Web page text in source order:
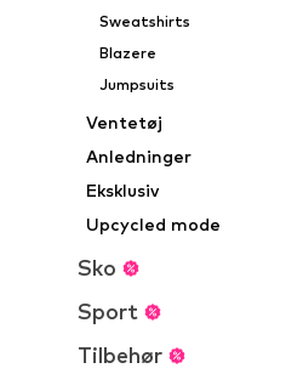
Sweatshirts
Blazere
Jumpsuits
Ventetøj
Anledninger
Eksklusiv
Upcycled mode
Sko
Sport
Tilbehør